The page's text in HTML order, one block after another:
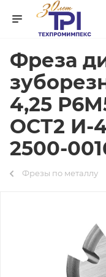
Фреза
4,25
ОСТ2 И-
2500-
Фрезы по металлу